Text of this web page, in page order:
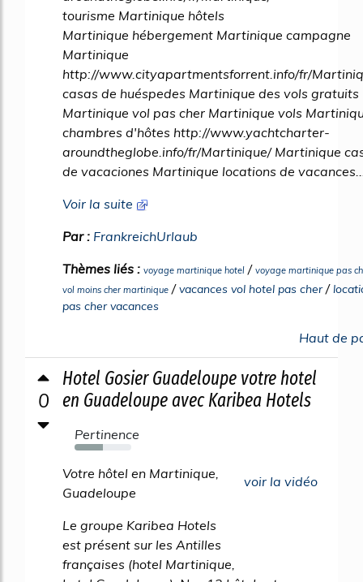
tourisme Martinique hôtels
Martinique hébergement Martinique campagne
Martinique
http://www.cityapartmentsforrent.info/fr/
casas de huéspedes Martinique des vols gratuits
Martinique vol pas cher Martinique vols
chambres d'hôtes http://www.yachtcharter-
aroundtheglobe.info/fr/Martinique/ Martinique
de vacaciones Martinique locations de
Voir la suite
Par : FrankreichUrlaub
Thèmes liés : voyage martinique hotel / voyage martinique pas
vol moins cher martinique /vacances vol hotel pas cher/
pas cher vacances
Haut de
0
Hotel Gosier Guadeloupe votre hotel
en Guadeloupe avec Karibea Hotels
Pertinence
50%
voir la vidéo
Votre hôtel en Martinique,
Guadeloupe
Le groupe Karibea Hotels
est présent sur les Antilles
françaises (hotel Martinique,